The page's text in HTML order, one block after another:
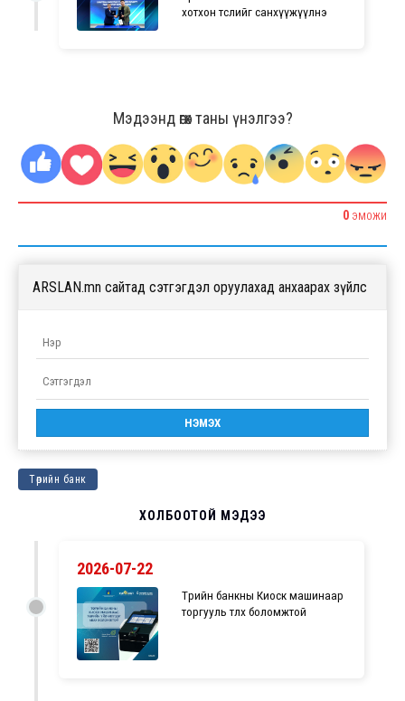
хотхон төслийг санхүүжүүлнэ
Мэдээнд өгөх таны үнэлгээ?
0 ЭМОЖИ
ARSLAN.mn сайтад сэтгэгдэл оруулахад анхаарах зүйлс
Төрийн банк
ХОЛБООТОЙ МЭДЭЭ
2026-07-22
Төрийн банкны Киоск машинаар
торгууль төлөх боломжтой